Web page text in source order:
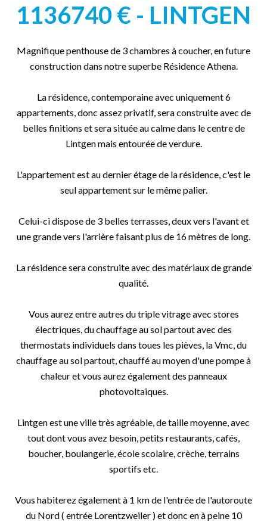
1136740 € - LINTGEN
Magnifique penthouse de 3 chambres à coucher, en future
construction dans notre superbe Résidence Athena.
La résidence, contemporaine avec uniquement 6
appartements, donc assez privatif, sera construite avec de
belles finitions et sera située au calme dans le centre de
Lintgen mais entourée de verdure.
L'appartement est au dernier étage de la résidence, c'est le
seul appartement sur le même palier.
Celui-ci dispose de 3 belles terrasses, deux vers l'avant et
une grande vers l'arrière faisant plus de 16 mètres de long.
La résidence sera construite avec des matériaux de grande
qualité.
Vous aurez entre autres du triple vitrage avec stores
électriques, du chauffage au sol partout avec des
thermostats individuels dans toues les pièves, la Vmc, du
chauffage au sol partout, chauffé au moyen d'une pompe à
chaleur et vous aurez également des panneaux
photovoltaiques.
Lintgen est une ville très agréable, de taille moyenne, avec
tout dont vous avez besoin, petits restaurants, cafés,
boucher, boulangerie, école scolaire, crèche, terrains
sportifs etc.
Vous habiterez également à 1 km de l'entrée de l'autoroute
du Nord ( entrée Lorentzweiler ) et donc en à peine 10